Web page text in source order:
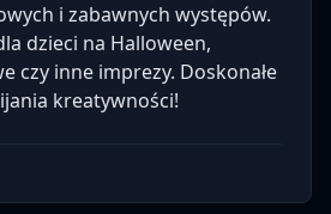
i zabawnych występów.
dzieci na Halloween,
czy inne imprezy. Doskonałe
kreatywności!